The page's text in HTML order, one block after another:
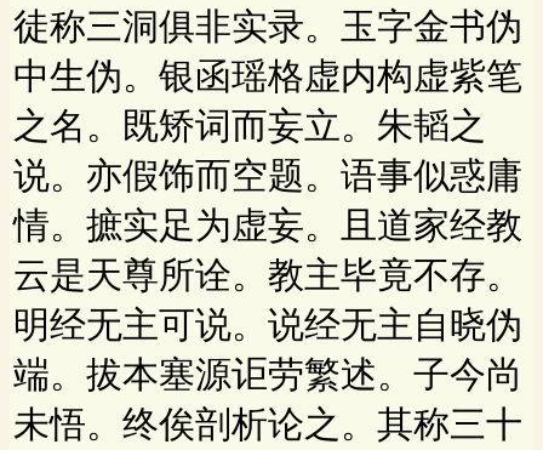
徒称三洞俱非实录。玉字金书伪
中生伪。银函瑶格虚内构虚紫笔
之名。既矫词而妄立。朱韬之
说。亦假饰而空题。语事似惑庸
情。摭实足为虚妄。且道家经教
云是天尊所诠。教主毕竟不存。
明经无主可说。说经无主自晓伪
端。拔本塞源讵劳繁述。子今尚
未悟。终俟剖析论之。其称三十